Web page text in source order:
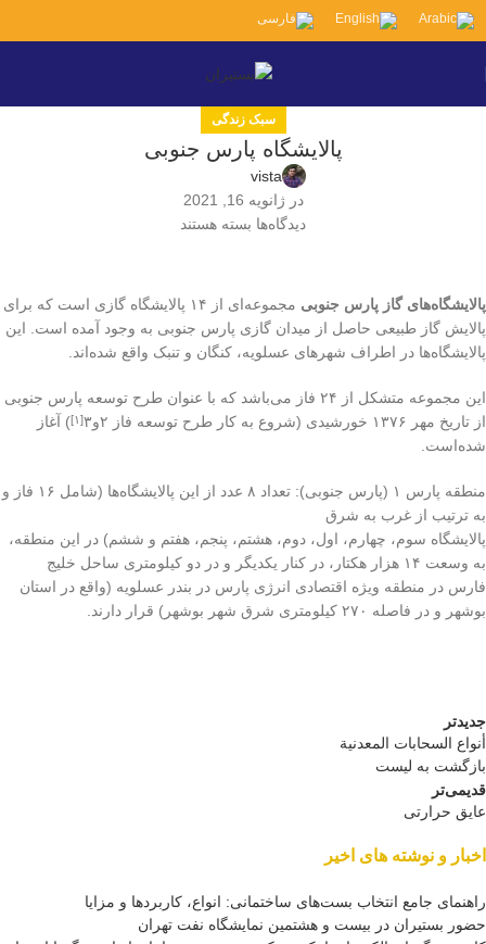
سبک زندگی
پالایشگاه پارس جنوبی
vista
در ژانویه 16, 2021
دیدگاه‌ها بسته هستند
پالایشگاه‌های گاز پارس جنوبی
مجموعه‌ای از ۱۴ پالایشگاه گازی است که برای
پالایش گاز طبیعی حاصل از میدان گازی پارس جنوبی به وجود آمده است. این
پالایشگاه‌ها در اطراف شهرهای عسلویه، کنگان و تنبک واقع شده‌اند.
این مجموعه متشکل از ۲۴ فاز می‌باشد که با عنوان طرح توسعه پارس جنوبی
از تاریخ مهر ۱۳۷۶ خورشیدی (شروع به کار طرح توسعه فاز ۲و۳
[۱]
) آغاز
شده‌است.
منطقه پارس ۱ (پارس جنوبی): تعداد ۸ عدد از این پالایشگاه‌ها (شامل ۱۶ فاز و
به ترتیب از غرب به شرق
پالایشگاه سوم، چهارم، اول، دوم، هشتم، پنجم، هفتم و ششم) در این منطقه،
به وسعت ۱۴ هزار هکتار، در کنار یکدیگر و در دو کیلومتری ساحل خلیج
فارس در منطقه ویژه اقتصادی انرژی پارس در بندر عسلویه (واقع در استان
بوشهر و در فاصله ۲۷۰ کیلومتری شرق شهر بوشهر) قرار دارند.
جدیدتر
أنواع السحابات المعدنية
بازگشت به لیست
قدیمی‌تر
عایق حرارتی
اخبار و نوشته های اخیر
راهنمای جامع انتخاب بست‌های ساختمانی: انواع، کاربردها و مزایا
حضور بستیران در بیست و هشتمین نمایشگاه نفت تهران